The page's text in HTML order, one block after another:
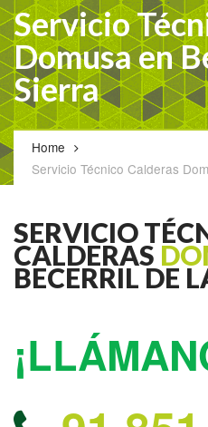
Servicio
Domusa en
Sierra
Home
Servicio Técnico Calderas
SERVICIO
CALDERAS
BECERRIL DE